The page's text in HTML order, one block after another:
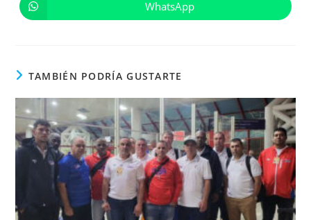
ventana ventana
Se
abre
WhatsApp
TAMBIÉN PODRÍA GUSTARTE